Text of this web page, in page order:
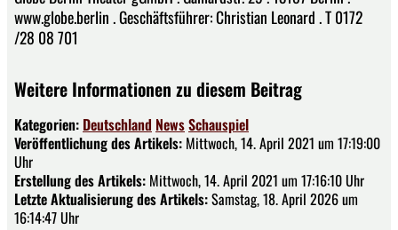
www.globe.berlin . Geschäftsführer: Christian Leonard . T 0172
/28 08 701
Weitere Informationen zu diesem Beitrag
Kategorien: Deutschland NewsSchauspiel
Veröffentlichung des Artikels: Mittwoch, 14. April 2021 um 17:19:00
Uhr
Erstellung des Artikels: Mittwoch, 14. April 2021 um 17:16:10 Uhr
Letzte Aktualisierung des Artikels:Samstag, 18. April 2026 um
16:14:47 Uhr